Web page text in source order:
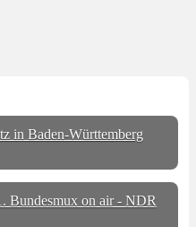
in Baden-Württemberg
Bundesmux on air - NDR